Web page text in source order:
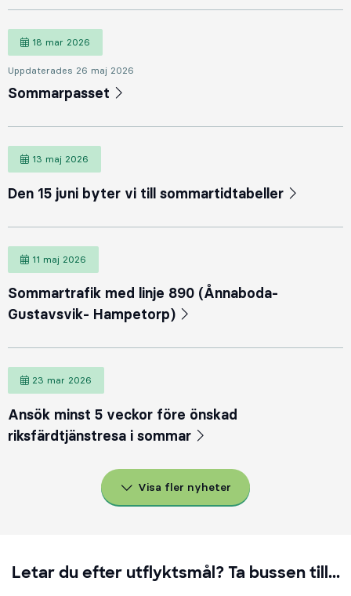
18 mar 2026
Uppdaterades 26 maj 2026
Sommarpasset
13 maj 2026
Den 15 juni byter vi till sommartidtabeller
11 maj 2026
Sommartrafik med linje 890 (Ånnaboda-
Gustavsvik- Hampetorp)
23 mar 2026
Ansök minst 5 veckor före önskad
riksfärdtjänstresa i sommar
Visa fler nyheter
Letar du efter utflyktsmål? Ta bussen till...